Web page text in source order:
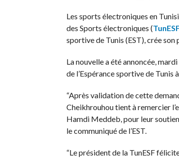
Les sports électroniques en
des Sports électroniques (
sportive de Tunis (EST), crée
La nouvelle a été annoncée,
de l’Espérance sportive de Tunis
“Après validation de cette
Cheikhrouhou tient à remercier
Hamdi Meddeb, pour leur
le communiqué de l’EST.
“Le président de la TunESF